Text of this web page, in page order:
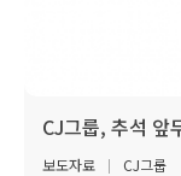
CJ그룹, 추석 앞
보도자료
CJ그룹